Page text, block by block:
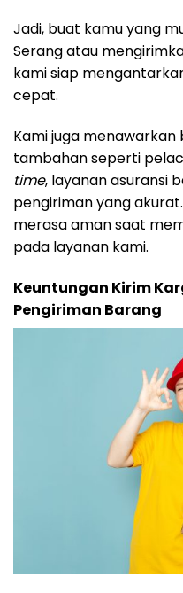
Jadi, buat kamu yang
Serang atau
kami siap
cepat.
Kami juga
tambahan seperti
time, layanan asuransi
pengiriman yang
merasa aman saat
pada layanan kami.
Keuntungan Kirim
Pengiriman Barang